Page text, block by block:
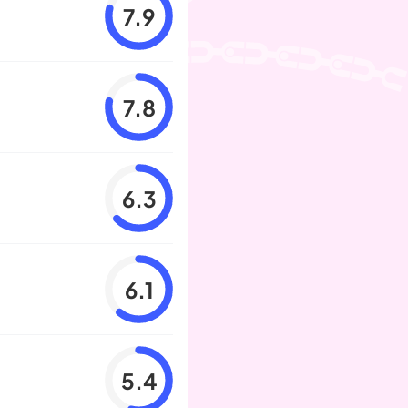
7.9
7.8
6.3
6.1
5.4